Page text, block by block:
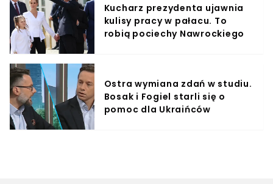
Kucharz prezydenta ujawnia
kulisy pracy w pałacu. To
robią pociechy Nawrockiego
Ostra wymiana zdań w studiu.
Bosak i Fogiel starli się o
pomoc dla Ukraińców